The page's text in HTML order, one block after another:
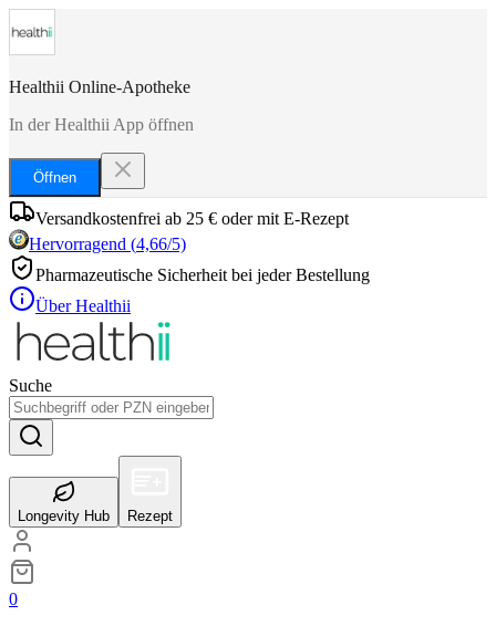
Healthii Online-Apotheke
In der Healthii App öffnen
Öffnen
Versandkostenfrei ab 25 € oder mit E-Rezept
Hervorragend (4,66/5)
Pharmazeutische Sicherheit bei jeder Bestellung
Über Healthii
Suche
Longevity Hub Rezept
0